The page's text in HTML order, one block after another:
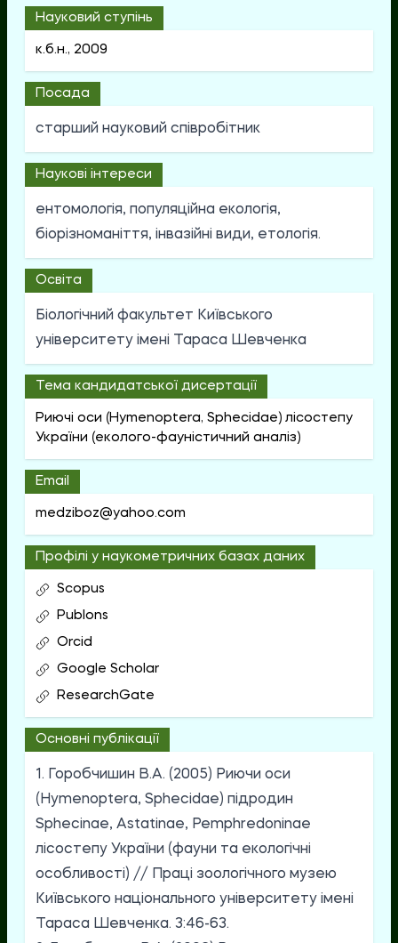
Науковий ступінь
к.б.н., 2009
Посада
старший науковий співробітник
Наукові інтереси
ентомологія, популяційна екологія,
біорізноманіття, інвазійні види, етологія.
Освіта
Біологічний факультет Київського
університету імені Тараса Шевченка
Тема кандидатської дисертації
Риючі оси (Hymenoptera, Sphecidae) лісостепу
України (еколого-фауністичний аналіз)
Email
medziboz@yahoo.com
Профілі у наукометричних базах даних
Scopus
Publons
Orcid
Google Scholar
ResearchGate
Основні публікації
1. Горобчишин В.А. (2005) Риючи оси
(Hymenoptera, Sphecidae) підродин
Sphecinae, Astatinae, Pemphredoninae
лісостепу України (фауни та екологічні
особливості) // Праці зоологічного музею
Київського національного університету імені
Тараса Шевченка. 3:46-63.